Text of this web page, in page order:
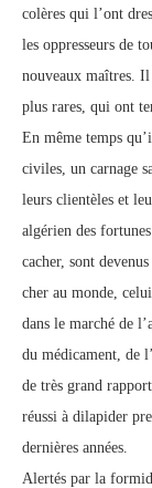
colères qui l’ont
les oppresseurs de
nouveaux maîtres. Il
plus rares, qui ont
En même temps
civiles, un carnage
leurs clientèles et
algérien des
cacher, sont
cher au monde,
dans le marché de
du médicament, de
de très grand
réussi à dilapider
dernières années.
Alertés par la